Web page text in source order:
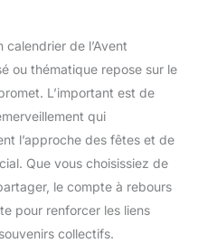
calendrier de l’Avent
ou thématique repose sur le
L’important est de
qui
l’approche des fêtes et de
Que vous choisissiez de
le compte à rebours
pour renforcer les liens
collectifs.